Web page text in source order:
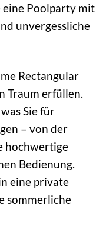
eine Poolparty mit
unvergessliche
Rectangular
Traum erfüllen.
Sie für
– von der
hochwertige
Bedienung.
eine private
sommerliche